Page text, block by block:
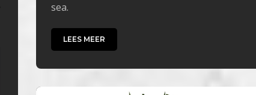
sea.
LEES MEER